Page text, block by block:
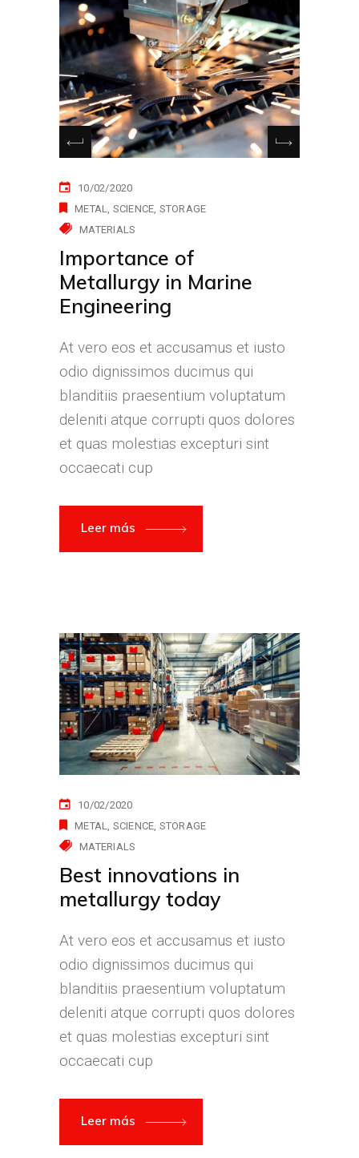
10/02/2020
METAL SCIENCE STORAGE
MATERIALS
Importance of
Metallurgy in Marine
Engineering
At vero eos et accusamus et iusto
odio dignissimos ducimus qui
blanditiis praesentium voluptatum
deleniti atque corrupti quos dolores
et quas molestias excepturi sint
occaecati cup
Leer más
10/02/2020
METAL
SCIENCE STORAGE
MATERIALS
Best innovations in
metallurgy today
At vero eos et accusamus et iusto
odio dignissimos ducimus qui
blanditiis praesentium voluptatum
deleniti atque corrupti quos dolores
et quas molestias excepturi sint
occaecati cup
Leer más